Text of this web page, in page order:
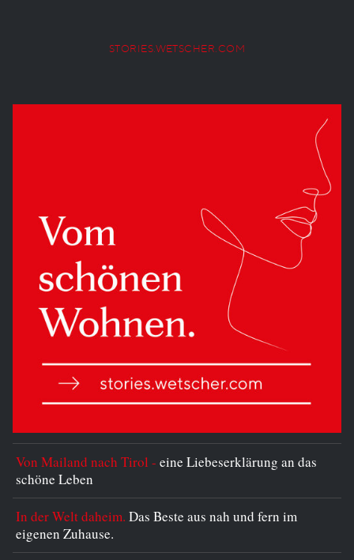
STORIES.WETSCHER.COM
Von Mailand nach Tirol -eine Liebeserklärung an das
schöne Leben
In der Welt daheim.Das Beste aus nah und fern im
eigenen Zuhause.